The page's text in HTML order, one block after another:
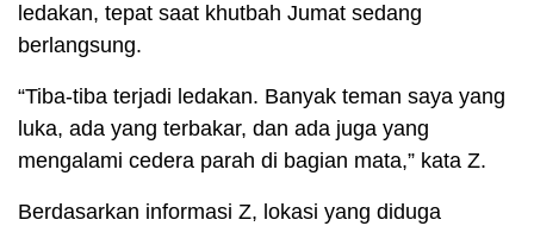
ledakan, tepat saat khutbah Jumat sedang
berlangsung.
“Tiba-tiba terjadi ledakan. Banyak teman saya yang
luka, ada yang terbakar, dan ada juga yang
mengalami cedera parah di bagian mata,” kata Z.
Berdasarkan informasi Z, lokasi yang diduga